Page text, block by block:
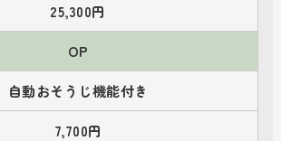
25,300円
OP
自動おそうじ機能付き
7,700円